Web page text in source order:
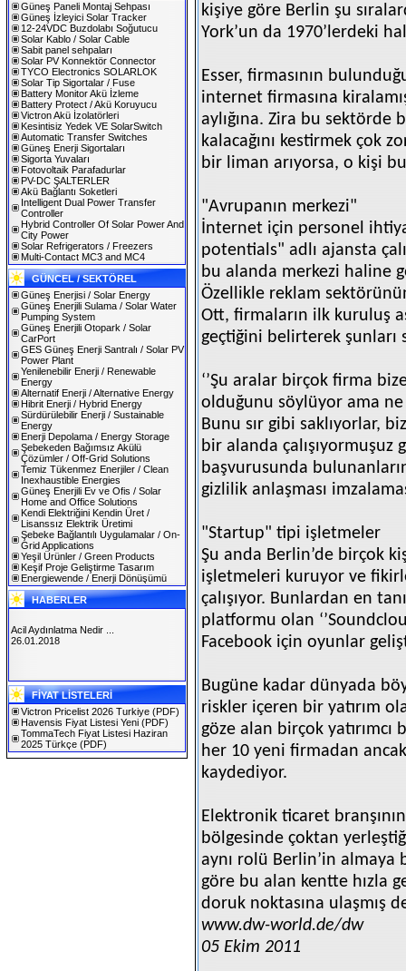
Güneş Paneli Montaj Sehpası
Güneş İzleyici Solar Tracker
12-24VDC Buzdolabı Soğutucu
Solar Kablo / Solar Cable
Sabit panel sehpaları
Solar PV Konnektör Connector
TYCO Electronics SOLARLOK
Solar Tip Sigortalar / Fuse
Battery Monitor Akü İzleme
Battery Protect / Akü Koruyucu
Victron Akü İzolatörleri
Kesintisiz Yedek VE SolarSwitch
Automatic Transfer Switches
Güneş Enerji Sigortaları
Sigorta Yuvaları
Fotovoltaik Parafadurlar
PV-DC ŞALTERLER
Akü Bağlantı Soketleri
Intelligent Dual Power Transfer
Controller
Hybrid Controller Of Solar Power And
City Power
Solar Refrigerators / Freezers
Multi-Contact MC3 and MC4
GÜNCEL / SEKTÖREL
Güneş Enerjisi / Solar Energy
Güneş Enerjili Sulama / Solar Water
Pumping System
Güneş Enerjili Otopark / Solar
CarPort
GES Güneş Enerji Santralı / Solar PV
Power Plant
Yenilenebilir Enerji / Renewable
Energy
Alternatif Enerji / Alternative Energy
Hibrit Enerji / Hybrid Energy
Sürdürülebilir Enerji / Sustainable
Energy
Enerji Depolama / Energy Storage
Şebekeden Bağımsız Akülü
Çözümler / Off-Grid Solutions
Temiz Tükenmez Enerjiler / Clean
Inexhaustible Energies
Güneş Enerjili Ev ve Ofis / Solar
Home and Office Solutions
Kendi Elektriğini Kendin Üret /
Lisanssız Elektrik Üretimi
Şebeke Bağlantılı Uygulamalar / On-
Grid Applications
Yeşil Ürünler / Green Products
Keşif Proje Geliştirme Tasarım
Energiewende / Enerji Dönüşümü
HABERLER
SOLAREX ISTANBUL 2019
30.01.2019
Acil Aydınlatma Nedir ...
26.01.2018
FİYAT LİSTELERİ
Victron Pricelist 2026 Turkiye (PDF)
Havensis Fiyat Listesi Yeni (PDF)
TommaTech Fiyat Listesi Haziran
2025 Türkçe (PDF)
kişiye göre Berlin şu
York’un da 1970’lerdeki
Esser, firmasının
internet firmasına
aylığına. Zira bu sektörde
kalacağını kestirmek çok
bir liman arıyorsa, o kişi
"Avrupanın merkezi"
İnternet için personel
potentials" adlı ajansta
bu alanda merkezi haline
Özellikle reklam
Ott, firmaların ilk kuruluş
geçtiğini belirterek şunları
‘’Şu aralar birçok firma
olduğunu söylüyor ama
Bunu sır gibi saklıyorlar,
bir alanda çalışıyormuşuz
başvurusunda
gizlilik anlaşması
"Startup" tipi işletmeler
Şu anda Berlin’de birçok
işletmeleri kuruyor ve
çalışıyor. Bunlardan en
platformu olan
Facebook için oyunlar
Bugüne kadar dünyada
riskler içeren bir yatırım
göze alan birçok
her 10 yeni firmadan
kaydediyor.
Elektronik ticaret
bölgesinde çoktan
aynı rolü Berlin’in almaya
göre bu alan kentte hızla
doruk noktasına ulaşmış
www.dw-world.de/dw
05 Ekim 2011